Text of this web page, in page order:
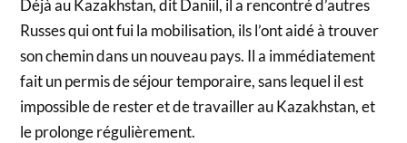
Déjà au Kazakhstan, dit Daniil, il a rencontré d’autres
Russes qui ont fui la mobilisation, ils l’ont aidé à trouver
son chemin dans un nouveau pays. Il a immédiatement
fait un permis de séjour temporaire, sans lequel il est
impossible de rester et de travailler au Kazakhstan, et
le prolonge régulièrement.